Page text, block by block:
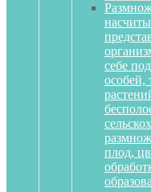
себе
особей,
плод,